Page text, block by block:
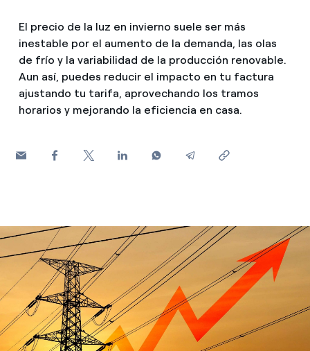
Consejos de ahorro
Otros
Futuro
¿Cómo ver mis facturas de Endesa?
¿Cómo cambiar el titular del contrato?
¿Has recibido una oferta para cambiar de
compañía?
¿Gestionas varias comunidades de propietarios?
Climatización
Te ayudamos
Estafas telefónicas
El precio de la luz en invierno suele ser más
inestable por el aumento de la demanda, las olas
de frío y la variabilidad de la producción renovable.
Aun así, puedes reducir el impacto en tu factura
ajustando tu tarifa, aprovechando los tramos
horarios y mejorando la eficiencia en casa.